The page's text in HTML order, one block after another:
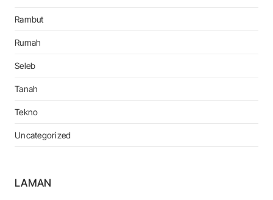
Rambut
Rumah
Seleb
Tanah
Tekno
Uncategorized
LAMAN